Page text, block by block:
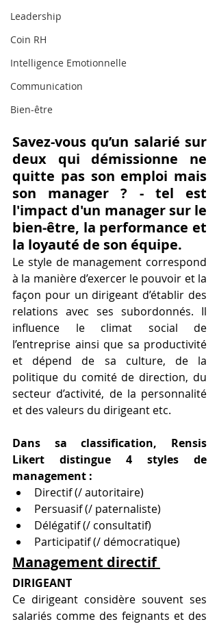
Leadership
Coin RH
Intelligence Emotionnelle
Communication
Bien-être
Savez-vous qu’un salarié sur
deux qui démissionne ne
quitte pas son emploi mais
son manager ? - tel est
l'impact d'un manager sur le
bien-être, la performance et
la loyauté de son équipe.
Le style de management correspond
à la manière d’exercer le pouvoir et la
façon pour un dirigeant d’établir des
influence le climat social de
l’entreprise ainsi que sa productivité
et dépend de sa culture, de la
politique du comité de direction, du
secteur d’activité, de la personnalité
et des valeurs du dirigeant etc.
Dans sa classification, Rensis
Likert distingue 4 styles de
management :
Directif (/ autoritaire)
Persuasif (/ paternaliste)
Délégatif (/ consultatif)
Participatif (/ démocratique)
Management directif
DIRIGEANT
Ce dirigeant considère souvent ses
salariés comme des feignants et des